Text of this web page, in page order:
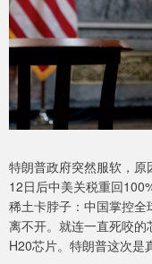
特朗普政府突然服软，原
12日后中美关税重回
稀土卡脖子：中国掌控
离不开。就连一直死咬
H20芯片。特朗普这次是